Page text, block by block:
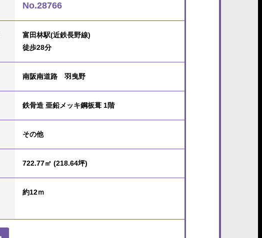
No.28766
富田林駅(近鉄長野線)
徒歩28分
南阪南道路 羽曳野
鉄骨造 亜鉛メッキ鋼板葺 1階
その他
722.77㎡ (218.64坪)
約12ｍ